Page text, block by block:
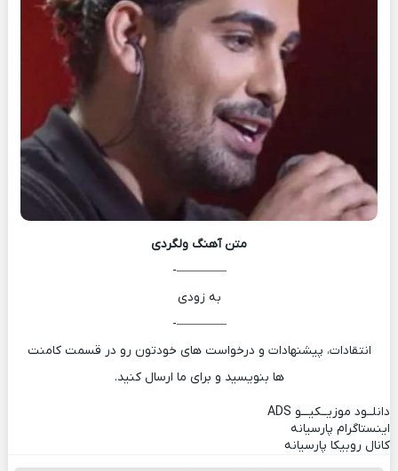
متن آهنگ ولگردی
————-
به زودی
————-
انتقادات، پیشنهادات و درخواست های خودتون رو در قسمت کامنت
ها بنویسید و برای ما ارسال کنید.
دانلــود موزیــکیـــو ADS
اینستاگرام پارسیانه
کانال روبیکا پارسیانه